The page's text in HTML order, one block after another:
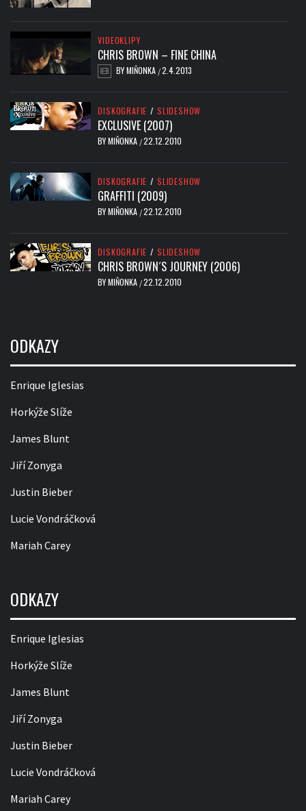
VIDEOKLIPY
CHRIS BROWN – FINE CHINA
BYMIŇONKA /2.4.2013
DISKOGRAFIE / SLIDESHOW
EXCLUSIVE (2007)
BYMIŇONKA /22.12.2010
DISKOGRAFIE / SLIDESHOW
GRAFFITI (2009)
BYMIŇONKA /22.12.2010
DISKOGRAFIE / SLIDESHOW
CHRIS BROWN´S JOURNEY (2006)
BYMIŇONKA /22.12.2010
ODKAZY
Enrique Iglesias
Horkýže Slíže
James Blunt
Jiří Zonyga
Justin Bieber
Lucie Vondráčková
Mariah Carey
ODKAZY
Enrique Iglesias
Horkýže Slíže
James Blunt
Jiří Zonyga
Justin Bieber
Lucie Vondráčková
Mariah Carey